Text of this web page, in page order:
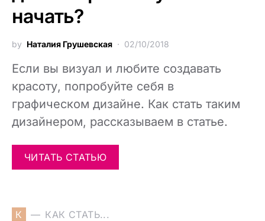
начать?
by Наталия Грушевская 02/10/2018
Если вы визуал и любите создавать
красоту, попробуйте себя в
графическом дизайне. Как стать таким
дизайнером, рассказываем в статье.
ЧИТАТЬ СТАТЬЮ
К КАК СТАТЬ...